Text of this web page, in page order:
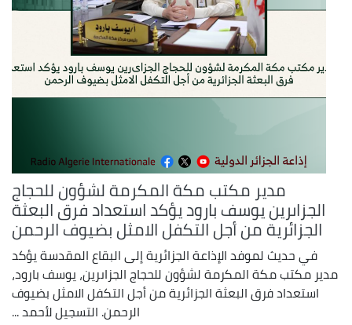
مدير مكتب مكة المكرمة لشؤون للحجاج
الجزاىرين يوسف بارود يؤكد استعداد فرق البعثة
الجزائرية من أجل التكفل الامثل بضيوف الرحمن
في حديث لموفد الإذاعة الجزائرية إلى البقاع المقدسة يؤكد
مدير مكتب مكة المكرمة لشؤون للحجاج الجزاىرين، يوسف بارود،
استعداد فرق البعثة الجزائرية من أجل التكفل الامثل بضيوف
الرحمن. التسجيل لأحمد ...